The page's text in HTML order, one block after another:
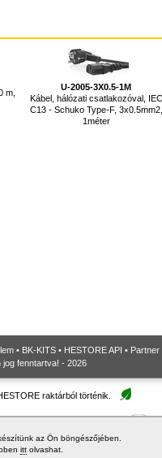
m,
U-2005-3X0.5-1M
Kábel, hálózati csatlakozóval, IEC
C13 - Schuko Type-F, 3x0.5mm2,
1méter
• BK-KITS • HESTORE API • Partner
jog fenntartva! - 2026
az Ön böngészőjében.
ittolvashat.
raktárból történik.